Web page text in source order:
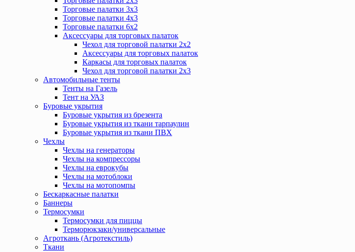
Торговые палатки 3х3
Торговые палатки 4х3
Торговые палатки 6х2
Аксессуары для торговых палаток
Чехол для торговой палатки 2х2
Аксессуары для торговых палаток
Каркасы для торговых палаток
Чехол для торговой палатки 2х3
Автомобильные тенты
Тенты на Газель
Тент на УАЗ
Буровые укрытия
Буровые укрытия из брезента
Буровые укрытия из ткани тарпаулин
Буровые укрытия из ткани ПВХ
Чехлы
Чехлы на генераторы
Чехлы на компрессоры
Чехлы на еврокубы
Чехлы на мотоблоки
Чехлы на мотопомпы
Бескаркасные палатки
Баннеры
Термосумки
Термосумки для пиццы
Терморюкзаки/универсальные
Агроткань (Агротекстиль)
Ткани